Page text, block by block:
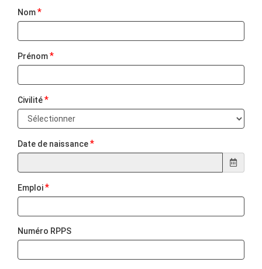
Nom*
Prénom*
Civilité*
Date de naissance*
Emploi*
Numéro RPPS